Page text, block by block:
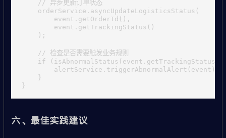
    // 异步更新订单状态
    orderService.asyncUpdateLogisticsStatus(
        event.getOrderId(),
        event.getTrackingStatus()
    );
    // 检查是否需要触发业务规则
if
        alertService.triggerAbnormalAlert(event);
    }
六、最佳实践建议